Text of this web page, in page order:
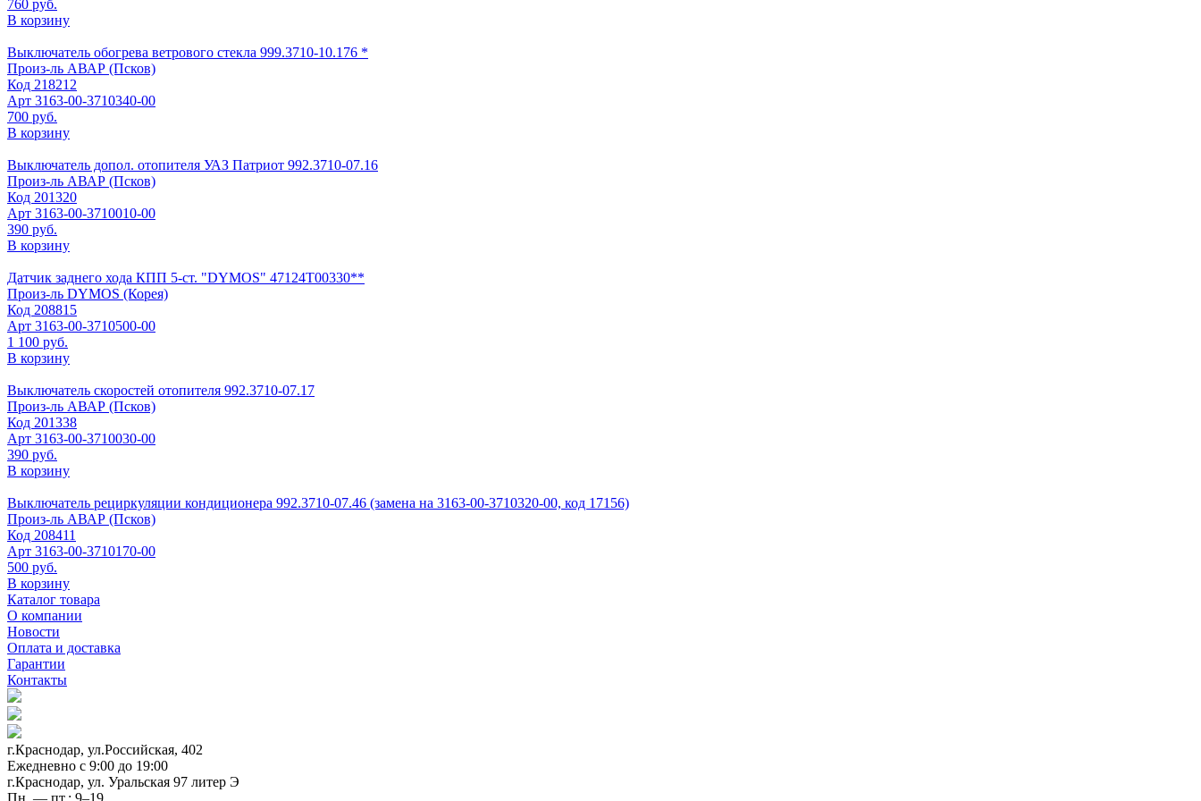
760 руб.
В корзину
Выключатель обогрева ветрового стекла 999.3710-10.176 *
Произ-ль АВАР (Псков)
Код 218212
Арт 3163-00-3710340-00
700 руб.
В корзину
Выключатель допол. отопителя УАЗ Патриот 992.3710-07.16
Произ-ль АВАР (Псков)
Код 201320
Арт 3163-00-3710010-00
390 руб.
В корзину
Датчик заднего хода КПП 5-ст. "DYMOS" 47124Т00330**
Произ-ль DYMOS (Корея)
Код 208815
Арт 3163-00-3710500-00
1 100 руб.
В корзину
Выключатель скоростей отопителя 992.3710-07.17
Произ-ль АВАР (Псков)
Код 201338
Арт 3163-00-3710030-00
390 руб.
В корзину
Выключатель рециркуляции кондиционера 992.3710-07.46 (замена на 3163-00-3710320-00, код 17156)
Произ-ль АВАР (Псков)
Код 208411
Арт 3163-00-3710170-00
500 руб.
В корзину
Каталог товара
О компании
Новости
Оплата и доставка
Гарантии
Контакты
г.Краснодар, ул.Российская, 402
Ежедневно c 9:00 до 19:00
г.Краснодар, ул. Уральская 97 литер Э
Пн. — пт.: 9–19